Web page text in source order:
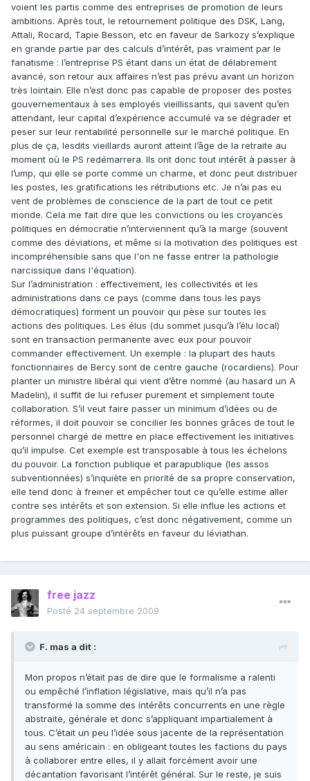
voient les partis comme des entreprises de promotion de leurs
ambitions. Après tout, le retournement politique des DSK, Lang,
Attali, Rocard, Tapie Besson, etc en faveur de Sarkozy s’explique
en grande partie par des calculs d’intérêt, pas vraiment par le
fanatisme : l’entreprise PS étant dans un état de délabrement
avancé, son retour aux affaires n’est pas prévu avant un horizon
très lointain. Elle n’est donc pas capable de proposer des postes
gouvernementaux à ses employés vieillissants, qui savent qu’en
attendant, leur capital d’expérience accumulé va se dégrader et
peser sur leur rentabilité personnelle sur le marché politique. En
plus de ça, lesdits vieillards auront atteint l’âge de la retraite au
moment où le PS redémarrera. Ils ont donc tout intérêt à passer à
l’ump, qui elle se porte comme un charme, et donc peut distribuer
les postes, les gratifications les rétributions etc. Je n’ai pas eu
vent de problèmes de conscience de la part de tout ce petit
monde. Cela me fait dire que les convictions ou les croyances
politiques en démocratie n’interviennent qu’à la marge (souvent
comme des déviations, et même si la motivation des politiques est
incompréhensible sans que l'on ne fasse entrer la pathologie
narcissique dans l'équation).
Sur l’administration : effectivement, les collectivités et les
administrations dans ce pays (comme dans tous les pays
démocratiques) forment un pouvoir qui pèse sur toutes les
actions des politiques. Les élus (du sommet jusqu’à l’élu local)
sont en transaction permanente avec eux pour pouvoir
commander effectivement. Un exemple : la plupart des hauts
fonctionnaires de Bercy sont de centre gauche (rocardiens). Pour
planter un ministre libéral qui vient d’être nommé (au hasard un A
Madelin), il suffit de lui refuser purement et simplement toute
collaboration. S’il veut faire passer un minimum d’idées ou de
réformes, il doit pouvoir se concilier les bonnes grâces de tout le
personnel chargé de mettre en place effectivement les initiatives
qu’il impulse. Cet exemple est transposable à tous les échelons
du pouvoir. La fonction publique et parapublique (les assos
subventionnées) s’inquiète en priorité de sa propre conservation,
elle tend donc à freiner et empêcher tout ce qu’elle estime aller
contre ses intérêts et son extension. Si elle influe les actions et
programmes des politiques, c’est donc négativement, comme un
plus puissant groupe d’intérêts en faveur du léviathan.
free jazz
Posté 24 septembre 2009
F. mas a dit :
Mon propos n’était pas de dire que le formalisme a ralenti
ou empêché l’inflation législative, mais qu’il n’a pas
transformé la somme des intérêts concurrents en une règle
abstraite, générale et donc s’appliquant impartialement à
tous. C’était un peu l’idée sous jacente de la représentation
au sens américain : en obligeant toutes les factions du pays
à collaborer entre elles, il y allait forcément avoir une
décantation favorisant l’intérêt général. Sur le reste, je suis